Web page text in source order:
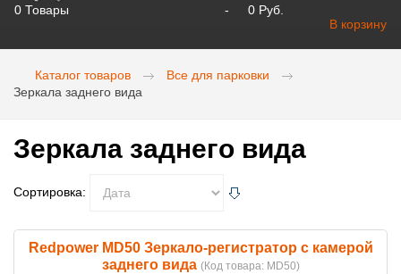
0 Товары -
0 Руб.
В корзину
Каталог товаров
Все для парковки
Зеркала заднего вида
Зеркала заднего вида
Сортировка:
Redpower MD50 Зеркало-регистратор с камерой
заднего вида (Код товара: MD50)